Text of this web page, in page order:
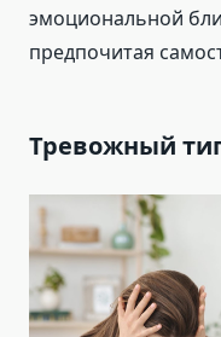
эмоциональной
предпочитая
Тревожный